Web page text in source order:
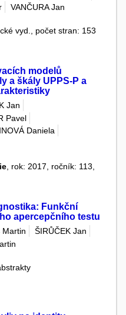
VANČURA Jan
vyd., počet stran: 153
modelů
a škály UPPS-P a
Jan
Pavel
Daniela
, rok: 2017, ročník: 113,
Funkční
apercepčního testu
Martin
ŠIRŮČEK Jan